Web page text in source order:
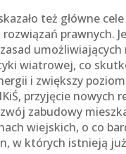
też główne cele
prawnych.
umożliwiających
wiatrowej, co
i zwiększy
przyjęcie nowych
zabudowy
wiejskich, o co
w których istnieją